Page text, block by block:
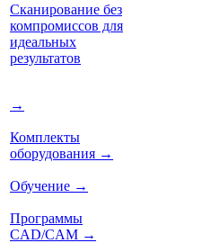
Сканирование без
компромиссов для
идеальных
результатов
→
Комплекты
оборудования →
Обучение →
Программы
CAD/CAM →